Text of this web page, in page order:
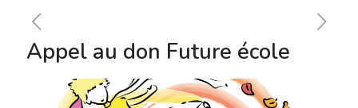
Appel au don Future école